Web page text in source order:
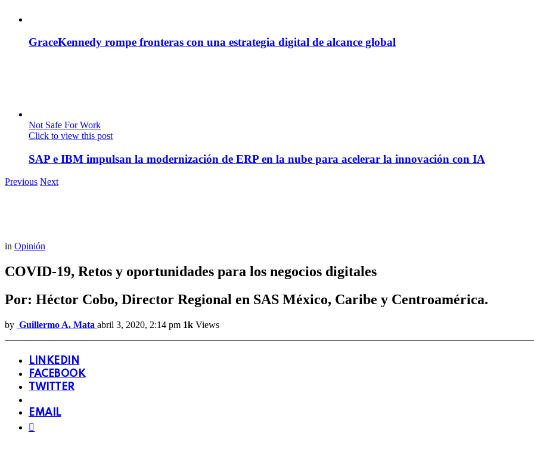
GraceKennedy rompe fronteras con una estrategia digital de alcance global
Not Safe For Work
Click to view this post
SAP e IBM impulsan la modernización de ERP en la nube para acelerar la innovación con IA
Previous Next
in Opinión
COVID-19, Retos y oportunidades para los negocios digitales
Por: Héctor Cobo, Director Regional en SAS México, Caribe y Centroamérica.
by Guillermo A. Mata abril 3, 2020, 2:14 pm 1k Views
LINKEDIN
FACEBOOK
TWITTER
EMAIL